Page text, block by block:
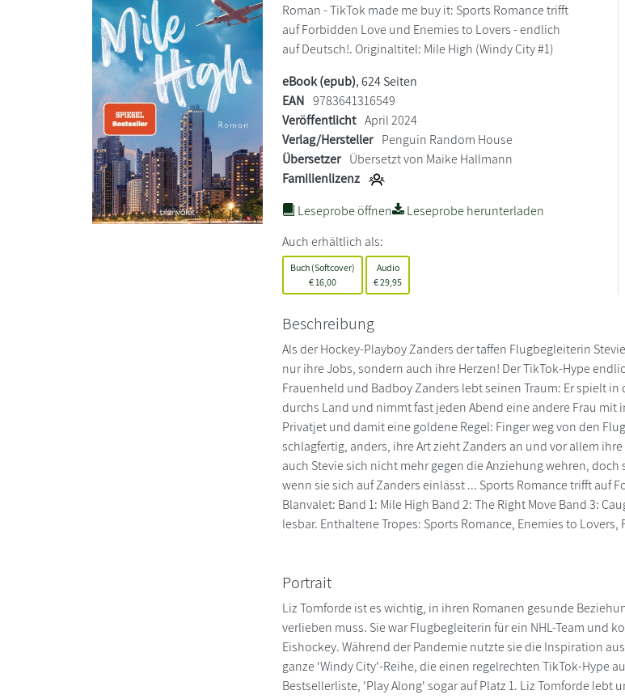
Roman - TikTok made me buy it: Sports Romance trifft
auf Forbidden Love und Enemies to Lovers - endlich
auf Deutsch!. Originaltitel: Mile High (Windy City #1)
eBook (epub), 624 Seiten
EAN 9783641316549
Veröffentlicht April 2024
Verlag/Hersteller Penguin Random House
Übersetzer Übersetzt von Maike Hallmann
Familienlizenz
Leseprobe öffnen
Leseprobe herunterladen
Auch erhältlich als:
Buch (Softcover)
€ 16,00
Audio
€29,95
Beschreibung
Als der Hockey-Playboy Zanders der taffen Flugbegleiterin
nur ihre Jobs, sondern auch ihre Herzen! Der TikTok-Hype
Frauenheld und Badboy Zanders lebt seinen Traum: Er spielt
durchs Land und nimmt fast jeden Abend eine andere Frau mit
Privatjet und damit eine goldene Regel: Finger weg von den
schlagfertig, anders, ihre Art zieht Zanders an und vor allem
auch Stevie sich nicht mehr gegen die Anziehung wehren,
wenn sie sich auf Zanders einlässt ... Sports Romance trifft auf
Blanvalet: Band 1: Mile High Band 2: The Right Move Band 3:
lesbar. Enthaltene Tropes: Sports Romance, Enemies to
Portrait
Liz Tomforde ist es wichtig, in ihren Romanen gesunde
verlieben muss. Sie war Flugbegleiterin für ein NHL-Team und
Eishockey. Während der Pandemie nutzte sie die Inspiration
ganze 'Windy City'-Reihe, die einen regelrechten TikTok-Hype
Bestsellerliste, 'Play Along' sogar auf Platz 1. Liz Tomforde lebt